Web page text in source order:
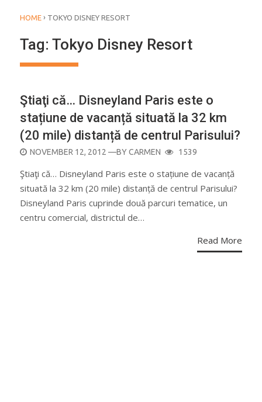
HOME › TOKYO DISNEY RESORT
Tag: Tokyo Disney Resort
Ştiaţi că… Disneyland Paris este o
stațiune de vacanță situată la 32 km
(20 mile) distanță de centrul Parisului?
POSTED
NOVEMBER 12, 2012 —BYCARMEN 1539
Ştiaţi că… Disneyland Paris este o stațiune de vacanță
situată la 32 km (20 mile) distanță de centrul Parisului?
Disneyland Paris cuprinde două parcuri tematice, un
centru comercial, districtul de…
Read More